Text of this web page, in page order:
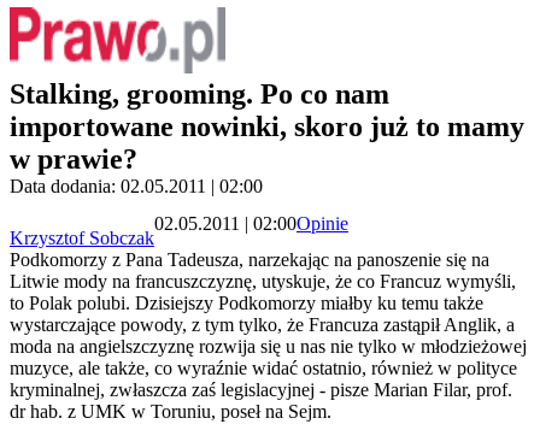
Stalking, grooming. Po co nam
importowane nowinki, skoro już to mamy
w prawie?
Data dodania: 02.05.2011 | 02:00
Krzysztof Sobczak
02.05.2011 | 02:00Opinie
Podkomorzy z Pana Tadeusza, narzekając na panoszenie się na
Litwie mody na francuszczyznę, utyskuje, że co Francuz wymyśli,
to Polak polubi. Dzisiejszy Podkomorzy miałby ku temu także
wystarczające powody, z tym tylko, że Francuza zastąpił Anglik, a
moda na angielszczyznę rozwija się u nas nie tylko w młodzieżowej
muzyce, ale także, co wyraźnie widać ostatnio, również w polityce
kryminalnej, zwłaszcza zaś legislacyjnej - pisze Marian Filar, prof.
dr hab. z UMK w Toruniu, poseł na Sejm.